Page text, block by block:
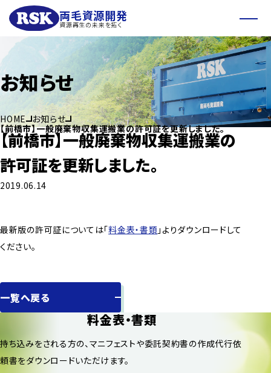
両毛資源開発
資源再生の未来を拓く
お知らせ
HOME お知らせ
【前橋市】一般廃棄物収集運搬業の許可証を更新しました。
【前橋市】一般廃棄物収集運搬業の
許可証を更新しました。
2019.06.14
最新版の許可証については「料金表・書類 」よりダウンロードして
ください。
一覧へ戻る
料金表・書類
持ち込みをされる方の、マニフェストや委託契約書の作成代行依
頼書をダウンロードいただけます。